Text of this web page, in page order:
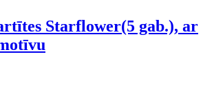
Starflower(5 gab.), ar